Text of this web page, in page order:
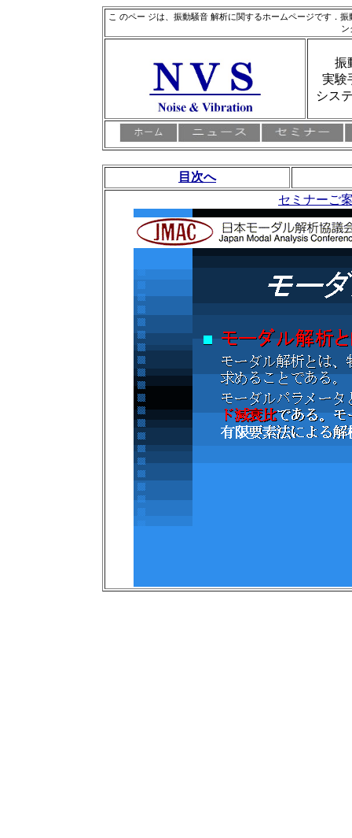
こ のペー ジは、振動騒音 解析に関するホームページです．
ン
振
実験
シス
目次へ
セミナーご